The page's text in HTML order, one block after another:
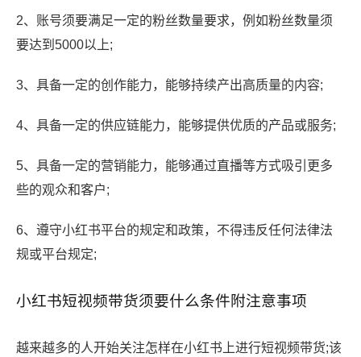
2、账号须要满足一定的粉丝数量要求，例如粉丝数量须
要达到5000以上;
3、具备一定的创作能力，能够持续产出高质量的内容;
4、具备一定的供应链能力，能够提供优质的产品或服务;
5、具备一定的营销能力，能够通过直播等方式吸引更多
些的观众和客户;
6、遵守小红书平台的规定和政策，不得违反任何法律法
规或平台规定;
小红书短视频带货须要什么条件附注意事项
越来越多的人开始关注怎样在小红书上进行短视频带货;该